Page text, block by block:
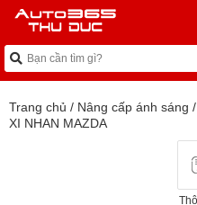
Trang chủ / Nâng cấp ánh sáng /
XI NHAN MAZDA